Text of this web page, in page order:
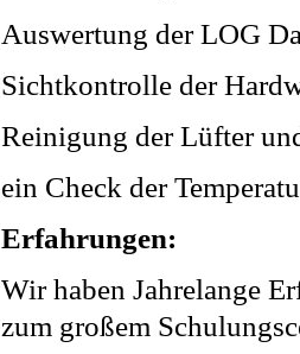
Auswertung der LOG
Sichtkontrolle der
Reinigung der Lüfter
ein Check der
Erfahrungen:
Wir haben Jahrelange
zum großem